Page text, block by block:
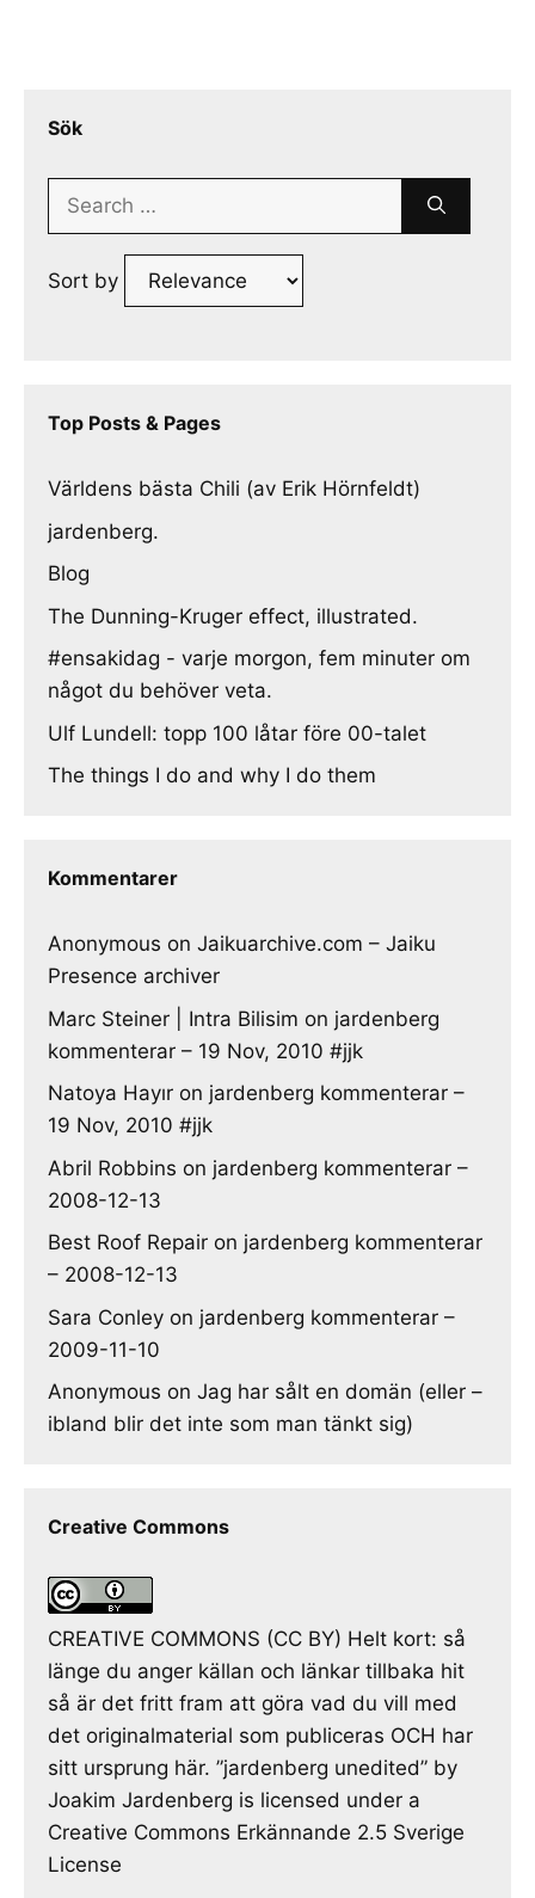
Sök
Search
Sort by
Top Posts & Pages
Världens bästa Chili (av Erik Hörnfeldt)
jardenberg.
Blog
The Dunning-Kruger effect, illustrated.
#ensakidag - varje morgon, fem minuter om
något du behöver veta.
Ulf Lundell: topp 100 låtar före 00-talet
The things I do and why I do them
Kommentarer
Anonymous on Jaikuarchive.com – Jaiku
Presence archiver
Marc Steiner | Intra Bilisim on jardenberg
kommenterar – 19 Nov, 2010 #jjk
Natoya Hayır on jardenberg kommenterar –
19 Nov, 2010 #jjk
Abril Robbins on jardenberg kommenterar –
2008-12-13
Best Roof Repair on jardenberg kommenterar
– 2008-12-13
Sara Conley on jardenberg kommenterar –
2009-11-10
Anonymous on Jag har sålt en domän (eller –
ibland blir det inte som man tänkt sig)
Creative Commons
CREATIVE COMMONS (CC BY) Helt kort: så
länge du anger källan och länkar tillbaka hit
så är det fritt fram att göra vad du vill med
det originalmaterial som publiceras OCH har
sitt ursprung här. ”jardenberg unedited” by
Joakim Jardenberg is licensed under a
Creative Commons Erkännande 2.5 Sverige
License